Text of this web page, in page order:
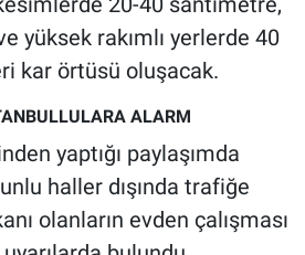
yüksek rakımlı yerlerde 40
kar örtüsü oluşacak.
ALARM
yaptığı paylaşımda
haller dışında trafiğe
olanların evden çalışması